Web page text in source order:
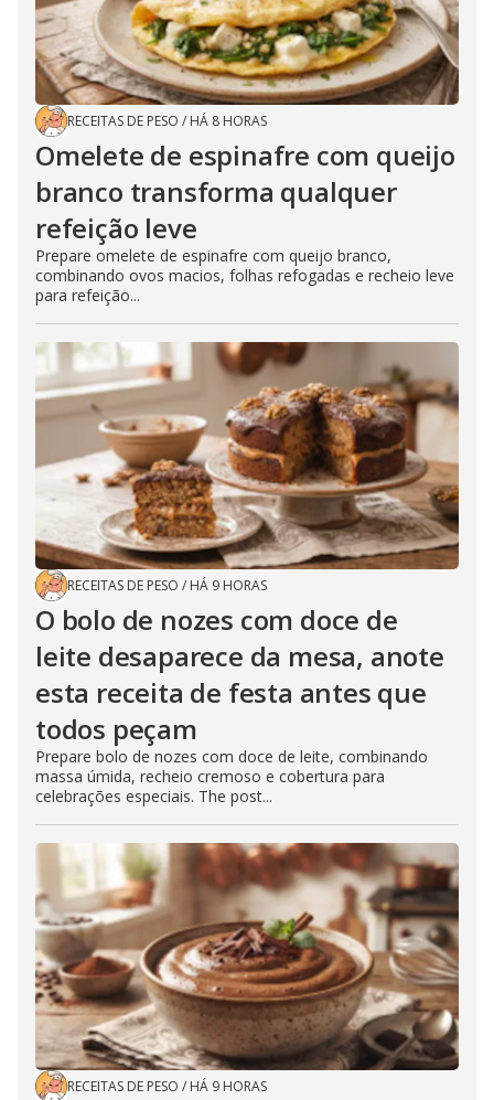
RECEITAS DE PESO / HÁ 8 HORAS
Omelete de espinafre com queijo
branco transforma qualquer
refeição leve
Prepare omelete de espinafre com queijo branco,
combinando ovos macios, folhas refogadas e recheio leve
para refeição...
RECEITAS DE PESO / HÁ 9 HORAS
O bolo de nozes com doce de
leite desaparece da mesa, anote
esta receita de festa antes que
todos peçam
Prepare bolo de nozes com doce de leite, combinando
massa úmida, recheio cremoso e cobertura para
celebrações especiais. The post...
RECEITAS DE PESO / HÁ 9 HORAS